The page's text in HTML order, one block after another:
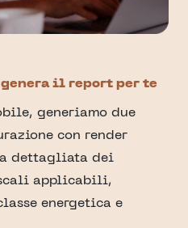
il report per te
generiamo due
con render
dettagliata dei
applicabili,
energetica e